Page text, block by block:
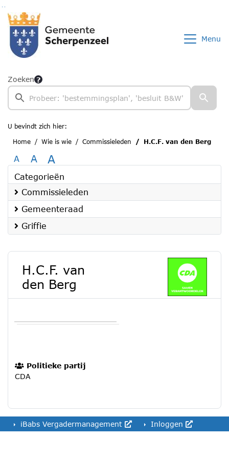
Ga naar de inhoud van deze pagina
Ga naar het zoeken
Ga naar het menu
Menu
Zoeken
U bevindt zich hier:
Home
Wie is wie Commissieleden H.C.F. van den Berg
A A A
Categorieën
Commissieleden
Gemeenteraad
Griffie
H.C.F. van
den Berg
Politieke partij
CDA
iBabs Vergadermanagement Inloggen